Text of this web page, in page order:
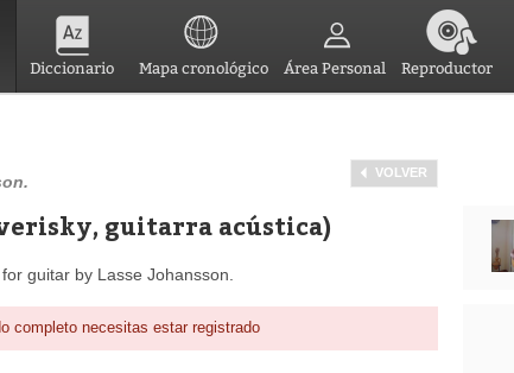
Diccionario Mapa cronológico Área Personal Reproductor
VOLVER
guitarra acústica)
guitar by Lasse Johansson.
completo necesitas estar registrado